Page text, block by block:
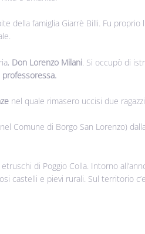
della famiglia Giarrè Billi. Fu proprio
Don Lorenzo Milani . Si occupò di
nel quale rimasero uccisi due
Comune di Borgo San Lorenzo)
di Poggio Colla. Intorno
castelli e pievi rurali. Sul territorio